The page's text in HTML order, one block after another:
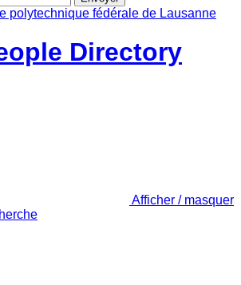
Directory
Afficher / masquer